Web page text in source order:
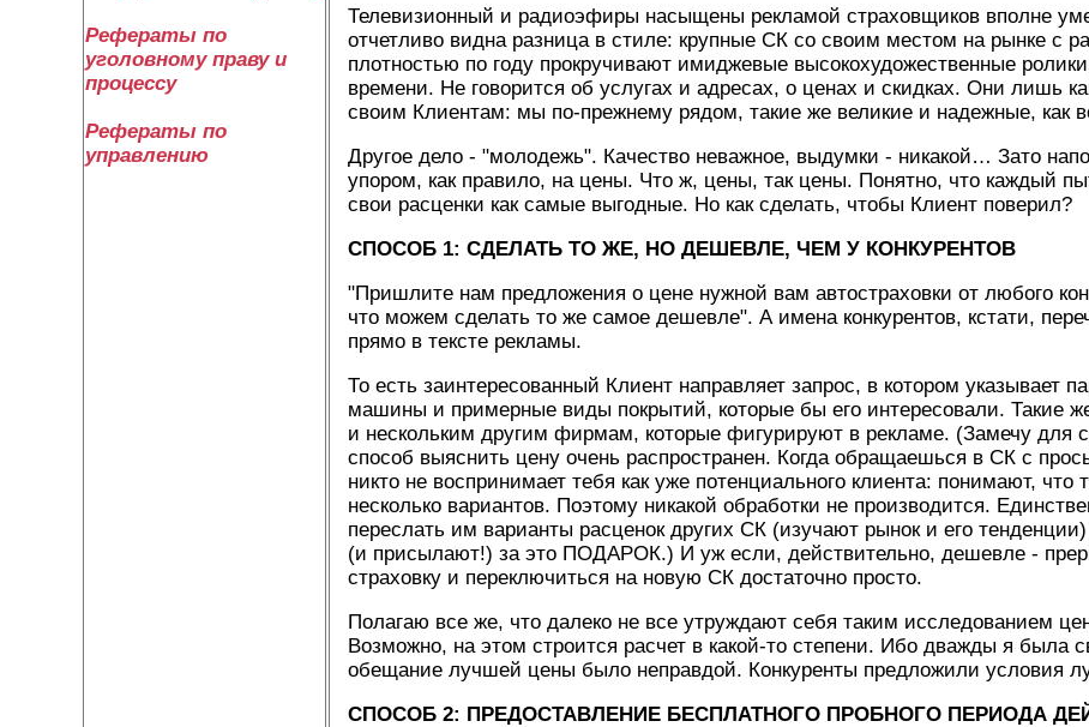
Рефераты по
уголовному праву и
процессу
Рефераты по
управлению
Телевизионный и радиоэфиры насыщены рекламой страховщиков вполне
отчетливо видна разница в стиле: крупные СК со своим местом на рынке с
плотностью по году прокручивают имиджевые высокохудожественные
времени. Не говорится об услугах и адресах, о ценах и скидках. Они лишь
своим Клиентам: мы по-прежнему рядом, такие же великие и надежные, как
Другое дело - "молодежь". Качество неважное, выдумки - никакой… Зато
упором, как правило, на цены. Что ж, цены, так цены. Понятно, что каждый
свои расценки как самые выгодные. Но как сделать, чтобы Клиент поверил?
СПОСОБ 1: СДЕЛАТЬ ТО ЖЕ, НО ДЕШЕВЛЕ, ЧЕМ У КОНКУРЕНТОВ
"Пришлите нам предложения о цене нужной вам автостраховки от любого
что можем сделать то же самое дешевле". А имена конкурентов, кстати,
прямо в тексте рекламы.
То есть заинтересованный Клиент направляет запрос, в котором указывает
машины и примерные виды покрытий, которые бы его интересовали. Такие
и нескольким другим фирмам, которые фигурируют в рекламе. (Замечу для
способ выяснить цену очень распространен. Когда обращаешься в СК с
никто не воспринимает тебя как уже потенциального клиента: понимают,
несколько вариантов. Поэтому никакой обработки не производится.
переслать им варианты расценок других СК (изучают рынок и его
(и присылают!) за это ПОДАРОК.) И уж если, действительно, дешевле -
страховку и переключиться на новую СК достаточно просто.
Полагаю все же, что далеко не все утруждают себя таким исследованием
Возможно, на этом строится расчет в какой-то степени. Ибо дважды я была
обещание лучшей цены было неправдой. Конкуренты предложили условия
СПОСОБ 2: ПРЕДОСТАВЛЕНИЕ БЕСПЛАТНОГО ПРОБНОГО ПЕРИОДА